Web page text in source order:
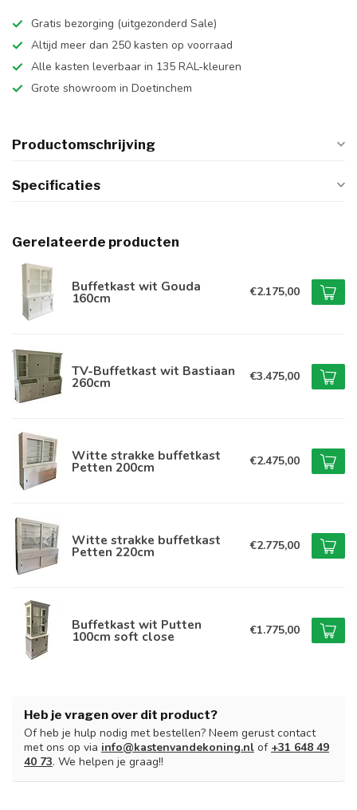
Gratis bezorging (uitgezonderd Sale)
Altijd meer dan 250 kasten op voorraad
Alle kasten leverbaar in 135 RAL-kleuren
Grote showroom in Doetinchem
Productomschrijving
Specificaties
Gerelateerde producten
Buffetkast wit Gouda
160cm €2.175,00
TV-Buffetkast wit Bastiaan
260cm €3.475,00
Witte strakke buffetkast
Petten 200cm €2.475,00
Witte strakke buffetkast
Petten 220cm €2.775,00
Buffetkast wit Putten
100cm soft close €1.775,00
Heb je vragen over dit product?
Of heb je hulp nodig met bestellen? Neem gerust contact
met ons op via info@kastenvandekoning.nl of +31 648 49
40 73. We helpen je graag!!